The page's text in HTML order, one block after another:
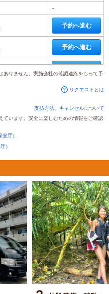
-
予約へ進む
予約へ進む
予約へ進む
予約へ進む
ありません。実施会社の確認連絡をもって予
リクエストとは
支払方法、キャンセルについて
ています。安全に楽しむための情報をご確認
庁）
）